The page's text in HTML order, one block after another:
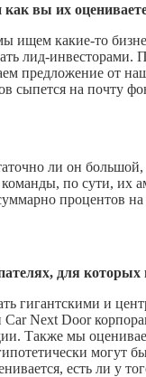
вы их
ищем какие-то
лид-инвесторами.
предложение от
сыпется на почту
ли он большой,
по сути, их
процентов на
для
гигантскими и
Car Next Door
Также мы
могут
есть ли у